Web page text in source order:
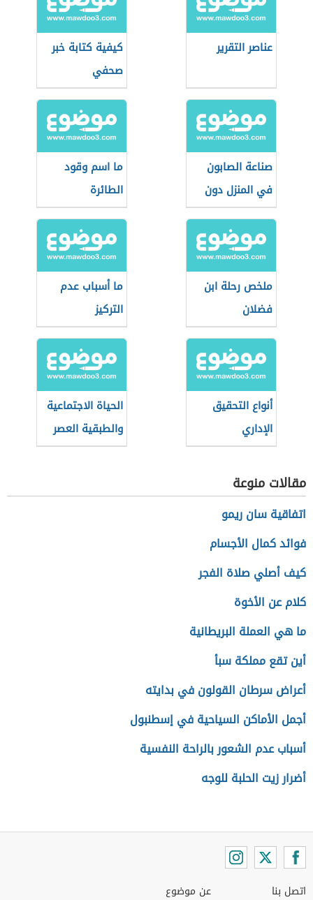
عناصر التقرير
كيفية كتابة خبر
صحفي
صناعة الصابون
في المنزل دون
صودا كاوية
ما اسم وقود
الطائرة
ملخص رحلة ابن
فضلان
ما أسباب عدم
التركيز
أنواع التحقيق
الإداري
الحياة الاجتماعية
والطبقية العصر
الحديث
مقالات منوعة
اتفاقية سان ريمو
فوائد كمال الأجسام
كيف أصلي صلاة الفجر
كلام عن الأخوة
ما هي العملة البريطانية
أين تقع مملكة سبأ
أعراض سرطان القولون في بدايته
أجمل الأماكن السياحية في إسطنبول
أسباب عدم الشعور بالراحة النفسية
أضرار زيت الحلبة للوجه
اتصل بنا عن موضوع